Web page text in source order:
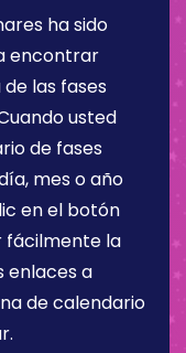
ha sido
encontrar
las fases
usted
de fases
mes o año
en el botón
fácilmente la
enlaces a
de calendario